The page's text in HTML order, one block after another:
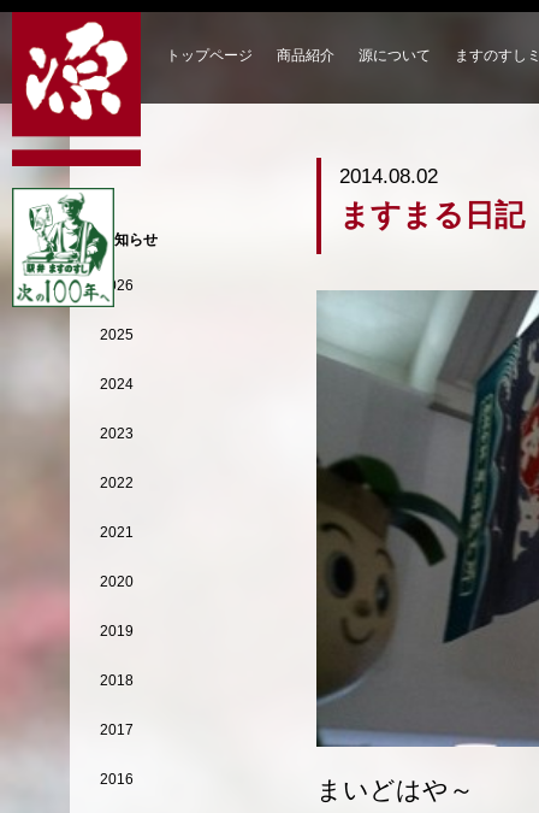
トップページ 商品紹介 源について ますのすし
2014.08.02
ますまる日記
まいどはや～
お知らせ
2026
2025
2024
2023
2022
2021
2020
2019
2018
2017
2016